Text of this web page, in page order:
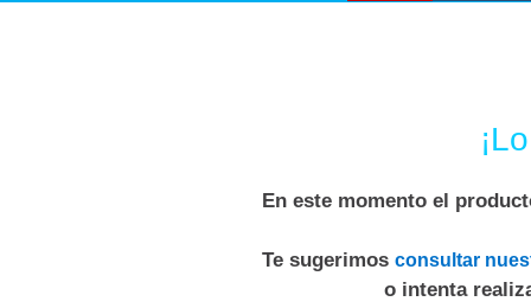
En este momento el
Te sugerimos consultar
o intenta